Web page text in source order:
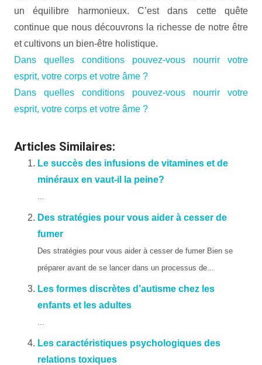
un équilibre harmonieux. C’est dans cette quête
continue que nous découvrons la richesse de notre être
et cultivons un bien-être holistique.
Dans quelles conditions pouvez-vous nourrir votre
esprit, votre corps et votre âme ?
Dans quelles conditions pouvez-vous nourrir votre
esprit, votre corps et votre âme ?
Articles Similaires:
Le succès des infusions de vitamines et de
minéraux en vaut-il la peine?
Des stratégies pour vous aider à cesser de
fumer
Des stratégies pour vous aider à cesser de fumer Bien se
préparer avant de se lancer dans un processus de...
Les formes discrètes d’autisme chez les
enfants et les adultes
Les caractéristiques psychologiques des
relations toxiques